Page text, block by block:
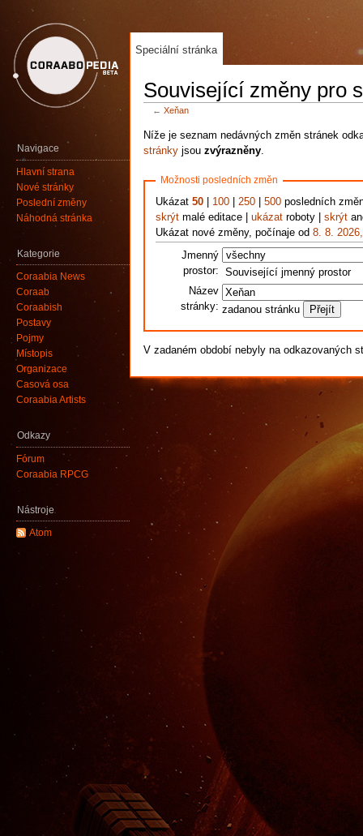
Související změny pro
← Xeňan
Níže je seznam nedávných změn stránek
stránky jsou zvýrazněny
Možnosti posledních změn
Ukázat 50| 100| 250| 500posledních
skrýtmalé editace | ukázatroboty | skrýt
Ukázat nové změny, počínaje od 8. 8.
Jmenný
prostor: Související jmenný prostor
Název
stránky: zadanou stránku
V zadaném období nebyly na odkazovaných
Speciální stránka
Navigace
Hlavní strana
Nové stránky
Poslední změny
Náhodná stránka
Kategorie
Coraabia News
Coraab
Coraabish
Postavy
Pojmy
Místopis
Organizace
Časová osa
Coraabia Artists
Odkazy
Fórum
Coraabia RPCG
Nástroje
Atom